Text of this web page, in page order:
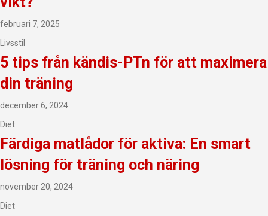
februari 7, 2025
Livsstil
5 tips från kändis-PTn för att maximera
din träning
december 6, 2024
Diet
Färdiga matlådor för aktiva: En smart
lösning för träning och näring
november 20, 2024
Diet